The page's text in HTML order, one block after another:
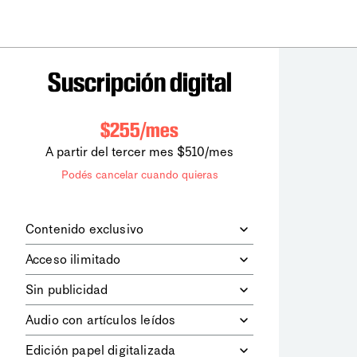
Suscripción digital
$255/mes
A partir del tercer mes $510/mes
Podés cancelar cuando quieras
Contenido exclusivo
digitales dela diaria
los contenidos de Le Monde
diplomatique.
Acceso ilimitado
contenidos.
Sin publicidad
publicitarios.
Audio con artículos leídos
Edición papel digitalizada